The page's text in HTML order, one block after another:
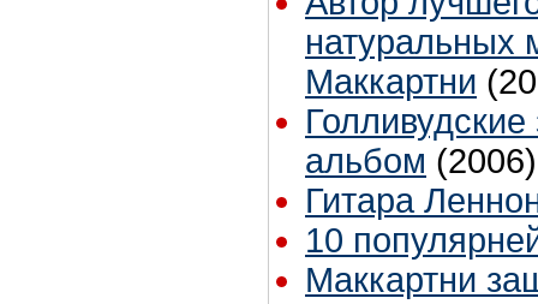
натуральных
Маккартни
альбом (2006)
Гитара
10
Маккартни